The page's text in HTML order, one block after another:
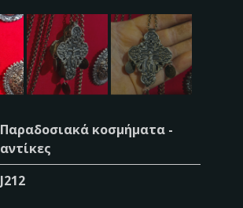
Παραδοσιακά κοσμήματα -
αντίκες
J212